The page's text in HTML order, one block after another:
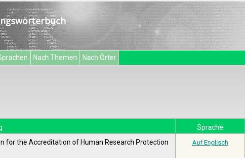
Nach Themen Nach Örter
Sprache
for the Accreditation of Human Research Protection
Auf Englisch